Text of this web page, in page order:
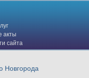
акты
сайта
Новгорода